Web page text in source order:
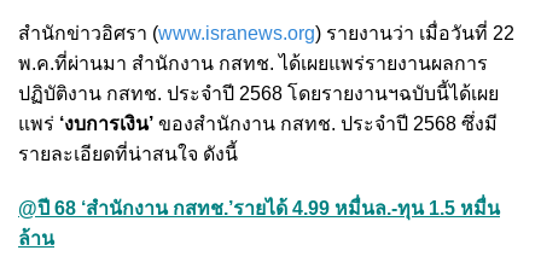
สำนักข่าวอิศรา (www.isranews.org) รายงานว่า เมื่อวันที่ 22
พ.ค.ที่ผ่านมา สำนักงาน กสทช. ได้เผยแพร่รายงานผลการ
ปฏิบัติงาน กสทช. ประจำปี 2568 โดยรายงานฯฉบับนี้ได้เผย
แพร่ ‘งบการเงิน’ ของสำนักงาน กสทช. ประจำปี 2568 ซึ่งมี
รายละเอียดที่น่าสนใจ ดังนี้
@ปี 68 ‘สำนักงาน กสทช.’รายได้ 4.99 หมื่นล.-ทุน 1.5 หมื่น
ล้าน